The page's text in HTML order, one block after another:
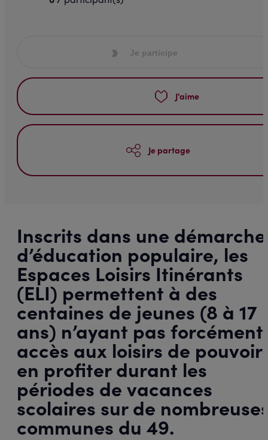
Je participe
J'aime
Je partage
Inscrits dans une démarche
d’éducation populaire, les
Espaces Loisirs Itinérants
(ELI) permettent à des
centaines de jeunes (8 à 17
ans) n’ayant pas forcément
accès aux loisirs de pouvoir
en profiter durant les
périodes de vacances
scolaires sur de
communes du 49.